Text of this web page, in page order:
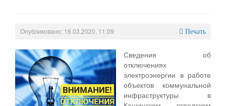
Опубликовано: 16.03.2020, 11:09 Печать
Сведения об
отключениях
электроэнергии в работе
объектов коммунальной
инфраструктуры в